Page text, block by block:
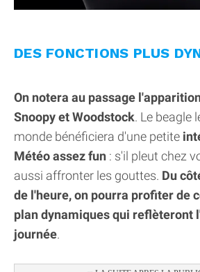
DES FONCTIONS PLUS
On notera au passage
Snoopy et Woodstock. Le beagle
monde bénéficiera d'une petite
Météo assez fun : s'il pleut chez
aussi affronter les gouttes. Du
de l'heure, on pourra profiter de
plan dynamiques qui reflèteront
journée.